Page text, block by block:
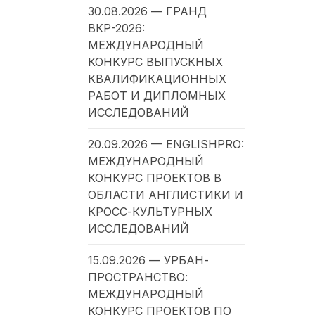
30.08.2026 — ГРАНД
ВКР-2026:
МЕЖДУНАРОДНЫЙ
КОНКУРС ВЫПУСКНЫХ
КВАЛИФИКАЦИОННЫХ
РАБОТ И ДИПЛОМНЫХ
ИССЛЕДОВАНИЙ
20.09.2026 — ENGLISHPRO:
МЕЖДУНАРОДНЫЙ
КОНКУРС ПРОЕКТОВ В
ОБЛАСТИ АНГЛИСТИКИ И
КРОСС-КУЛЬТУРНЫХ
ИССЛЕДОВАНИЙ
15.09.2026 — УРБАН-
ПРОСТРАНСТВО:
МЕЖДУНАРОДНЫЙ
КОНКУРС ПРОЕКТОВ ПО